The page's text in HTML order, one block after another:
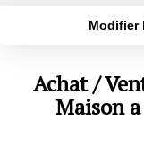
Modifier
Surface min
Achat /
Maison